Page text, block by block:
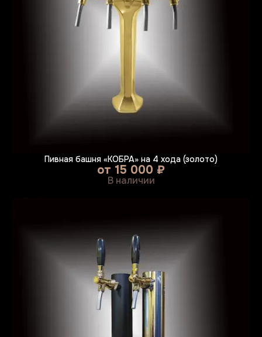
Пивная башня «КОБРА» на 4 хода (золото)
от 15 000 ₽
В наличии